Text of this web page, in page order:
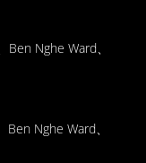
Nghe Ward、
Nghe Ward、